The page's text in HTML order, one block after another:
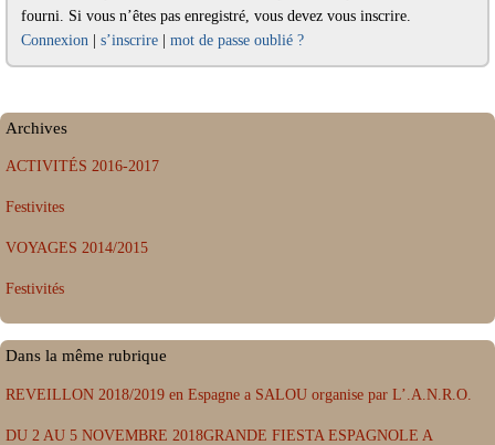
fourni. Si vous n’êtes pas enregistré, vous devez vous inscrire.
Connexion | s’inscrire | mot de passe oublié ?
Archives
ACTIVITÉS 2016-2017
Festivites
VOYAGES 2014/2015
Festivités
Dans la même rubrique
REVEILLON 2018/2019 en Espagne a SALOU organise par L’.A.N.R.O.
DU 2 AU 5 NOVEMBRE 2018GRANDE FIESTA ESPAGNOLE A